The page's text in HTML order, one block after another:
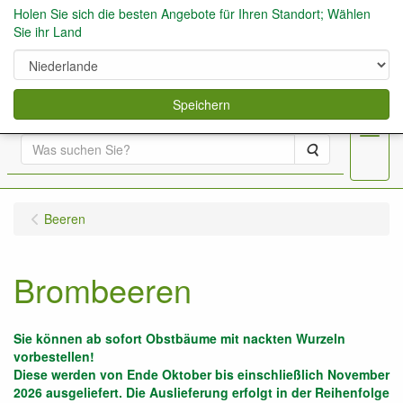
Suche
Menu
Beeren
Brombeeren
Sie können ab sofort Obstbäume mit nackten Wurzeln
vorbestellen!
Diese werden von Ende Oktober bis einschließlich November
2026 ausgeliefert. Die Auslieferung erfolgt in der Reihenfolge
Holen Sie sich die besten Angebote für Ihren Standort; Wählen
Sie ihr Land
Speichern